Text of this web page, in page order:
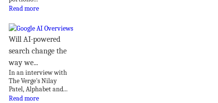
Read more
Will AI-powered
search change the
way we...
In an interview with
The Verge's Nilay
Patel, Alphabet and...
Read more